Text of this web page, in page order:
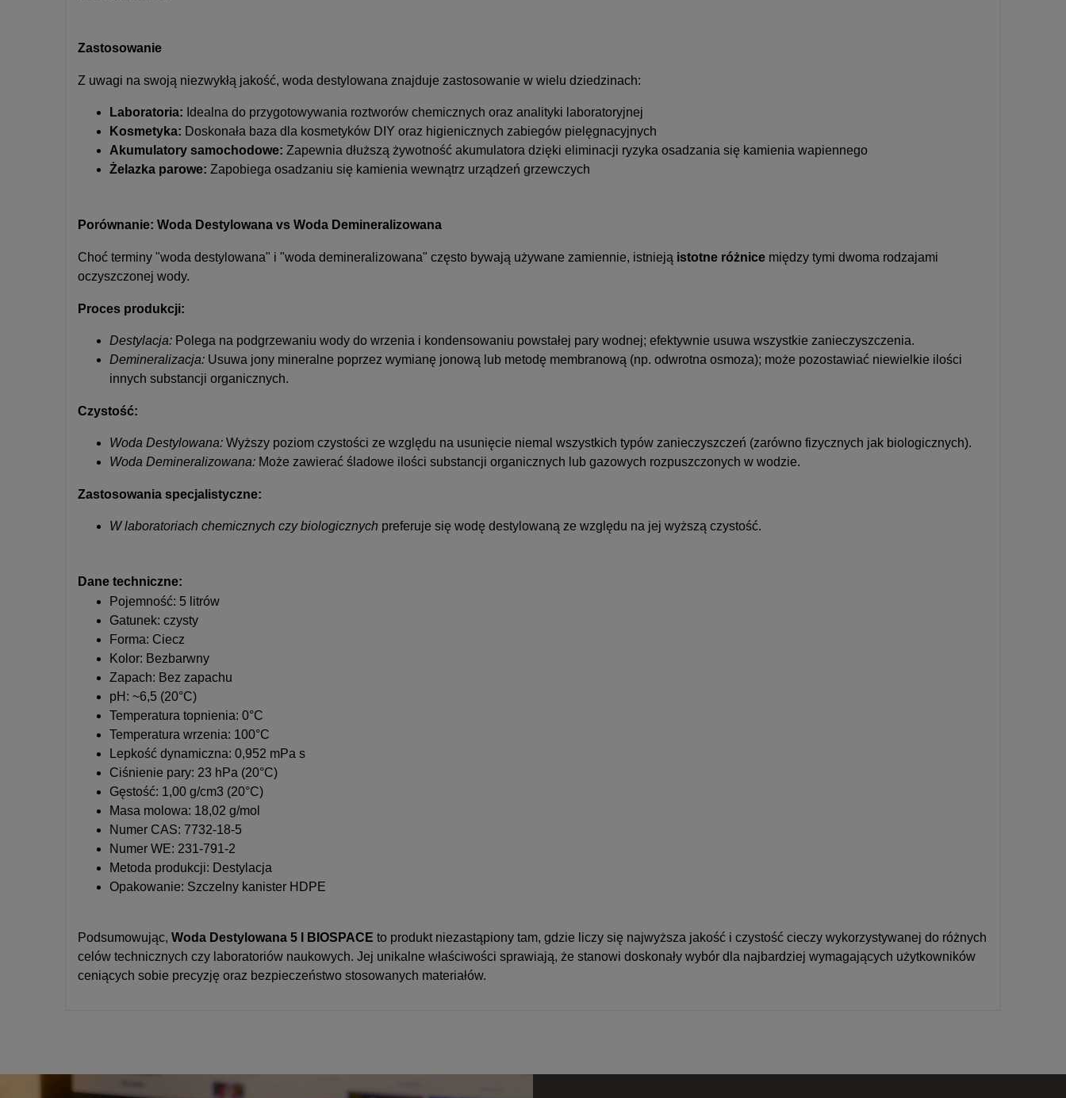
Zastosowanie
Z uwagi na swoją niezwykłą jakość, woda destylowana znajduje zastosowanie w wielu dziedzinach:
Laboratoria: Idealna do przygotowywania roztworów chemicznych oraz analityki laboratoryjnej
Kosmetyka: Doskonała baza dla kosmetyków DIY oraz higienicznych zabiegów pielęgnacyjnych
Akumulatory samochodowe: Zapewnia dłuższą żywotność akumulatora dzięki eliminacji ryzyka osadzania się kamienia wapiennego
Żelazka parowe: Zapobiega osadzaniu się kamienia wewnątrz urządzeń grzewczych
Porównanie: Woda Destylowana vs Woda Demineralizowana
Choć terminy "woda destylowana" i "woda demineralizowana" często bywają używane zamiennie, istnieją istotne różnice między tymi dwoma rodzajami
oczyszczonej wody.
Proces produkcji:
Destylacja: Polega na podgrzewaniu wody do wrzenia i kondensowaniu powstałej pary wodnej; efektywnie usuwa wszystkie zanieczyszczenia.
Demineralizacja: Usuwa jony mineralne poprzez wymianę jonową lub metodę membranową (np. odwrotna osmoza); może pozostawiać niewielkie ilości
innych substancji organicznych.
Czystość:
Woda Destylowana: Wyższy poziom czystości ze względu na usunięcie niemal wszystkich typów zanieczyszczeń (zarówno fizycznych jak biologicznych).
Woda Demineralizowana: Może zawierać śladowe ilości substancji organicznych lub gazowych rozpuszczonych w wodzie.
Zastosowania specjalistyczne:
W laboratoriach chemicznych czy biologicznych preferuje się wodę destylowaną ze względu na jej wyższą czystość.
Dane techniczne:
Pojemność: 5 litrów
Gatunek: czysty
Forma: Ciecz
Kolor: Bezbarwny
Zapach: Bez zapachu
pH: ~6,5 (20°C)
Temperatura topnienia: 0°C
Temperatura wrzenia: 100°C
Lepkość dynamiczna: 0,952 mPa s
Ciśnienie pary: 23 hPa (20°C)
Gęstość: 1,00 g/cm3 (20°C)
Masa molowa: 18,02 g/mol
Numer CAS: 7732-18-5
Numer WE: 231-791-2
Metoda produkcji: Destylacja
Opakowanie: Szczelny kanister HDPE
Podsumowując, Woda Destylowana 5 l BIOSPACE to produkt niezastąpiony tam, gdzie liczy się najwyższa jakość i czystość cieczy wykorzystywanej do różnych
celów technicznych czy laboratoriów naukowych. Jej unikalne właściwości sprawiają, że stanowi doskonały wybór dla najbardziej wymagających użytkowników
ceniących sobie precyzję oraz bezpieczeństwo stosowanych materiałów.